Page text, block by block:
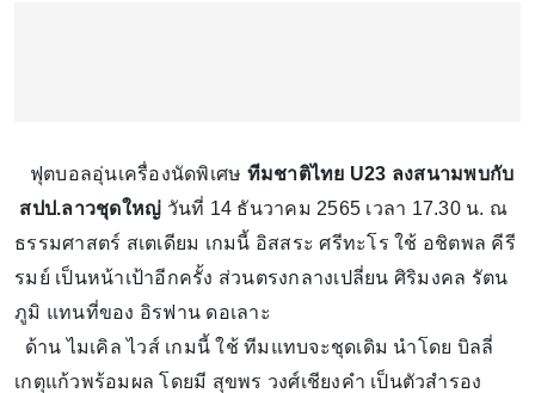
ฟุตบอลอุ่นเครื่องนัดพิเศษ ทีมชาติไทย U23 ลงสนามพบกับ
สปป.ลาวชุดใหญ่ วันที่ 14 ธันวาคม 2565 เวลา 17.30 น. ณ
ธรรมศาสตร์ สเตเดียม เกมนี้ อิสสระ ศรีทะโร ใช้ อชิตพล คีรี
รมย์ เป็นหน้าเป้าอีกครั้ง ส่วนตรงกลางเปลี่ยน ศิริมงคล รัตน
ภูมิ แทนที่ของ อิรฟาน ดอเลาะ
ด้าน ไมเคิล ไวส์ เกมนี้ ใช้ ทีมแทบจะชุดเดิม นำโดย บิลลี่
เกตุแก้วพร้อมผล โดยมี สุขพร วงศ์เชียงคำ เป็นตัวสำรอง